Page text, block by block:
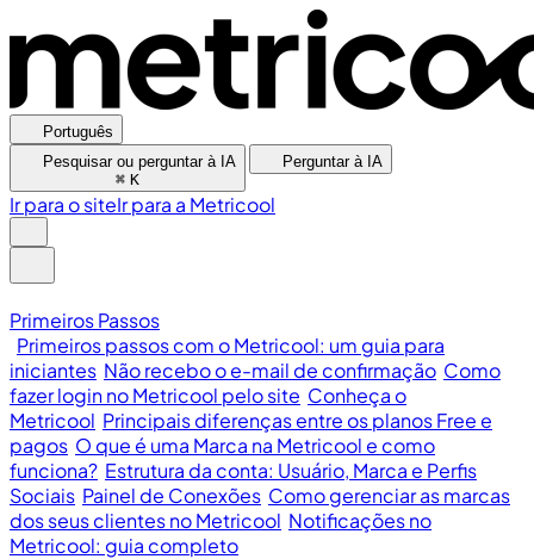
Português
Pesquisar ou perguntar à IA
⌘ K
Perguntar à IA
Ir para o siteIr para a Metricool
Primeiros Passos
Primeiros passos com o Metricool: um guia para
iniciantes Não recebo o e-mail de confirmação Como
fazer login no Metricool pelo site Conheça o
Metricool Principais diferenças entre os planos Free e
pagos O que é uma Marca na Metricool e como
funciona? Estrutura da conta: Usuário, Marca e Perfis
Sociais Painel de Conexões Como gerenciar as marcas
dos seus clientes no Metricool Notificações no
Metricool: guia completo